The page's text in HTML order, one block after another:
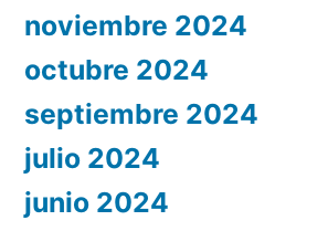
noviembre 2024
octubre 2024
septiembre 2024
julio 2024
junio 2024